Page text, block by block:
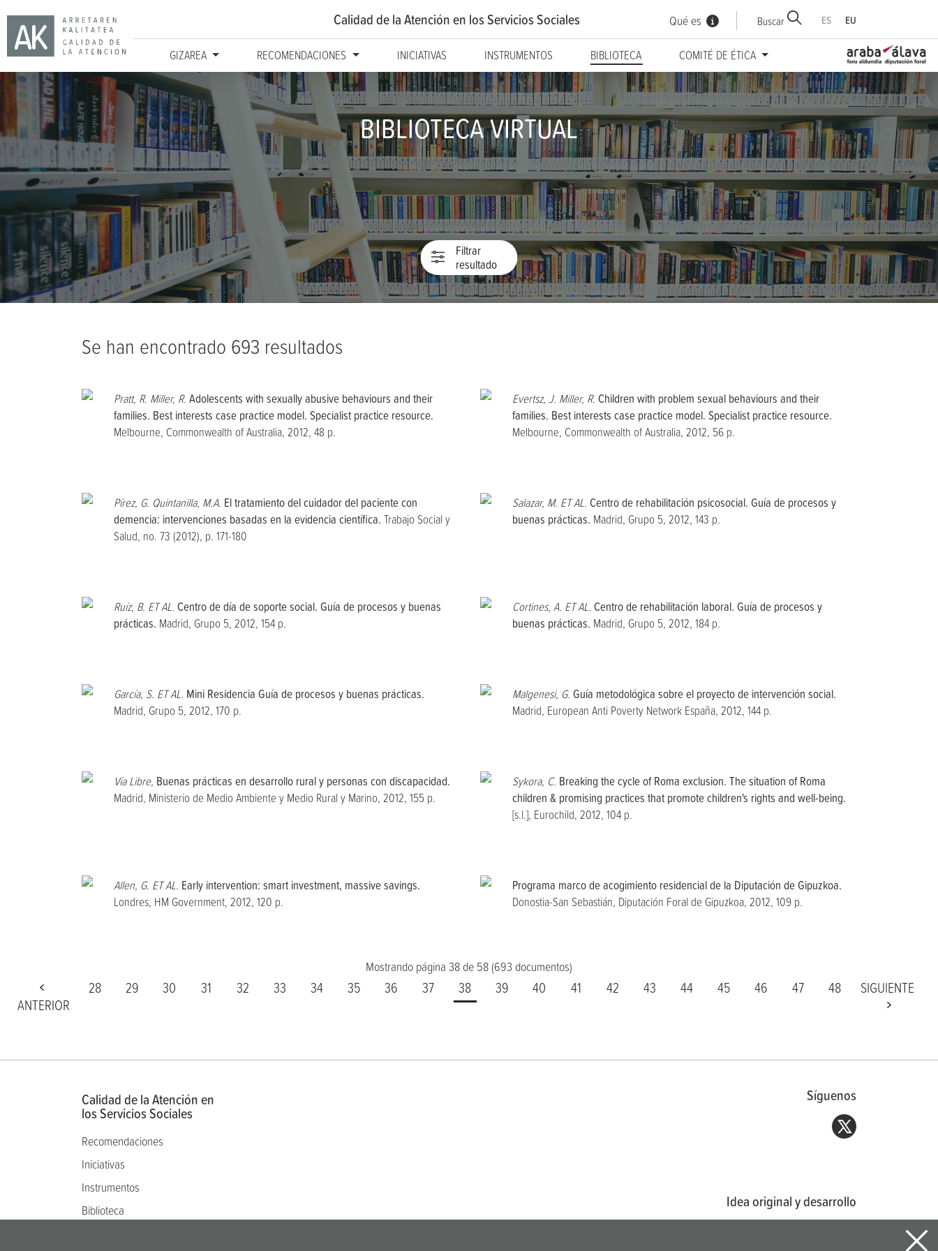
Ir directamente al contenido
Calidad de la Atenciónen los Servicios Sociales Qué es Buscar ES EU
GIZAREA RECOMENDACIONES INICIATIVAS INSTRUMENTOS BIBLIOTECA COMITÉ DE ÉTICA
BIBLIOTECA VIRTUAL
Filtrar
resultado
Se han encontrado 693 resultados
Pratt, R. Miller, R.Adolescents with sexually abusive behaviours and their
families. Best interests case practice model. Specialist practice resource.
Melbourne, Commonwealth of Australia, 2012, 48 p.
Evertsz, J. Miller, R.Children with problem sexual behaviours and their
families. Best interests case practice model. Specialist practice resource.
Melbourne, Commonwealth of Australia, 2012, 56 p.
Pírez, G. Quintanilla, M.A. El tratamiento del cuidador del paciente con
demencia: intervenciones basadas en la evidencia científica.Trabajo Social y
Salud, no. 73 (2012), p. 171-180
Salazar, M. ET AL.Centro de rehabilitación psicosocial. Guía de procesos y
buenas prácticas. Madrid, Grupo 5, 2012, 143 p.
Ruíz, B. ET AL.Centro de día de soporte social. Guía de procesos y buenas
prácticas. Madrid, Grupo 5, 2012, 154 p.
Cortines, A. ET AL.Centro de rehabilitación laboral. Guía de procesos y
buenas prácticas. Madrid, Grupo 5, 2012, 184 p.
García, S. ET AL. Mini Residencia Guía de procesos y buenas prácticas.
Madrid, Grupo 5, 2012, 170 p.
Malgenesi, G.Guía metodológica sobre el proyecto de intervención social.
Madrid, European Anti Poverty Network España, 2012, 144 p.
Vía Libre, Buenas prácticas en desarrollo rural y personas con discapacidad.
Madrid, Ministerio de Medio Ambiente y Medio Rural y Marino, 2012, 155 p.
Sykora, C. Breaking the cycle of Roma exclusion. The situation of Roma
children & promising practices that promote children's rights and well-being.
[s.l.], Eurochild, 2012, 104 p.
Allen, G. ET AL. Early intervention: smart investment, massive savings.
Londres, HM Government, 2012, 120 p.
Programa marco de acogimiento residencial de la Diputación de Gipuzkoa.
Donostia-San Sebastián, Diputación Foral de Gipuzkoa, 2012, 109 p.
Mostrando página 38 de 58 (693 documentos)
ANTERIOR
28 29 30 31 32 33 34 35 36 37 38 39 40 41 42 43 44 45 46 47 48 SIGUIENTE
Calidad de la Atención en
los Servicios Sociales
Recomendaciones
Iniciativas
Instrumentos
Biblioteca
Síguenos
Idea original y desarrollo